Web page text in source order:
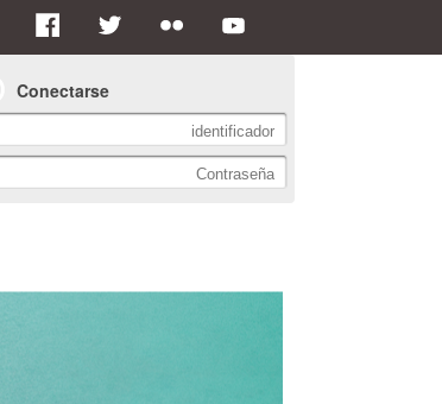
Conectarse